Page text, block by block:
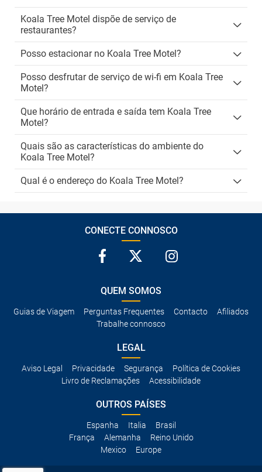
Koala Tree Motel dispõe de serviço de
restaurantes?
Posso estacionar no Koala Tree Motel?
Posso desfrutar de serviço de wi-fi em Koala Tree
Motel?
Que horário de entrada e saída tem Koala Tree
Motel?
Quais são as características do ambiente do
Koala Tree Motel?
Qual é o endereço do Koala Tree Motel?
CONECTE CONNOSCO
QUEM SOMOS
Guias de Viagem Perguntas Frequentes Contacto
Afiliados
Trabalhe connosco
LEGAL
Aviso Legal Privacidade Segurança
Política de Cookies
Livro de Reclamações
Acessibilidade
OUTROS PAÍSES
Espanha Italia
Brasil
França
Alemanha
Reino Unido
Mexico
Europe